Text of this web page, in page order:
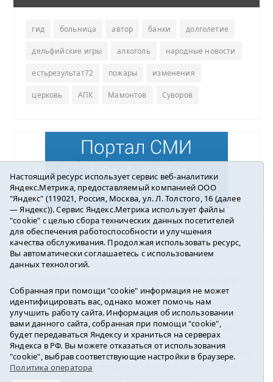
гид больница автор банки долголетие
дельфийские игры алкоголь народные новости
естьрезультат72 пожары изменения
церковь АПК Мамонтов Суворов
Погода в Ялуторовске
района2016-2023
Учредитель: АНО «ИИЦ « Ялуторовская жизнь».
Главный редактор: Вешкурцева С.П.
E-mail:yznaet@inbox.ruТел.: 8(34535)2-02-51
Регистрационный номер ЭЛ № ФС 77-64937 от
24.02.2016г. выдан Федеральной службой по надзору
в сфере связи, информационных технологий и
Настоящий ресурс использует сервис веб-аналитики
Яндекс.Метрика, предоставляемый компанией ООО
"Яндекс" (119021, Россия, Москва, ул. Л. Толстого, 16 (далее
— Яндекс)). Сервис Яндекс.Метрика использует файлы
"cookie" с целью сбора технических данных посетителей
для обеспечения работоспособности и улучшения
качества обслуживания. Продолжая использовать ресурс,
Вы автоматически соглашаетесь с использованием
данных технологий.
Собранная при помощи "cookie" информация не может
идентифицировать вас, однако может помочь нам
улучшить работу сайта. Информация об использовании
вами данного сайта, собранная при помощи "cookie",
будет передаваться Яндексу и храниться на серверах
Яндекса в РФ. Вы можете отказаться от использования
"cookie", выбрав соответствующие настройки в браузере.
Политика оператора